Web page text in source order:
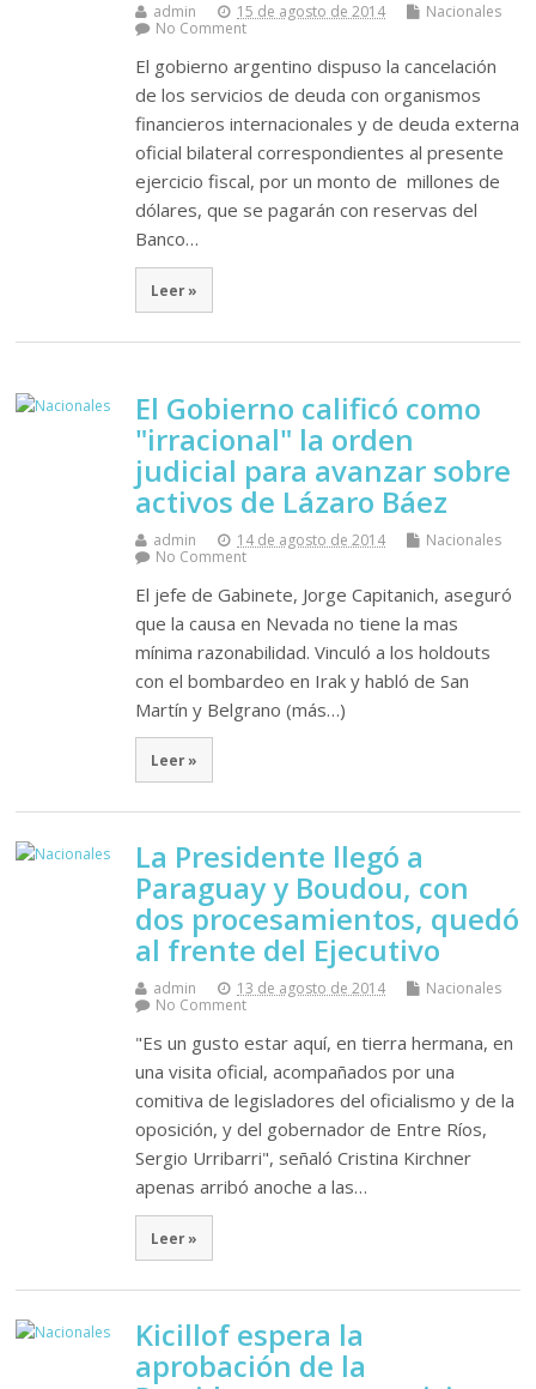
admin 15 de agosto de 2014
Nacionales
No Comment
El gobierno argentino dispuso la cancelación
de los servicios de deuda con organismos
financieros internacionales y de deuda externa
oficial bilateral correspondientes al presente
ejercicio fiscal, por un monto de millones de
dólares, que se pagarán con reservas del
Banco…
Leer »
El Gobierno calificó como
"irracional" la orden
judicial para avanzar sobre
activos de Lázaro Báez
admin 14 de agosto de 2014
Nacionales
No Comment
El jefe de Gabinete, Jorge Capitanich, aseguró
que la causa en Nevada no tiene la mas
mínima razonabilidad. Vinculó a los holdouts
con el bombardeo en Irak y habló de San
Martín y Belgrano (más…)
Leer »
La Presidente llegó a
Paraguay y Boudou, con
dos procesamientos, quedó
al frente del Ejecutivo
admin 13 de agosto de 2014
Nacionales
No Comment
"Es un gusto estar aquí, en tierra hermana, en
una visita oficial, acompañados por una
comitiva de legisladores del oficialismo y de la
oposición, y del gobernador de Entre Ríos,
Sergio Urribarri", señaló Cristina Kirchner
apenas arribó anoche a las…
Leer »
Kicillof espera la
aprobación de la